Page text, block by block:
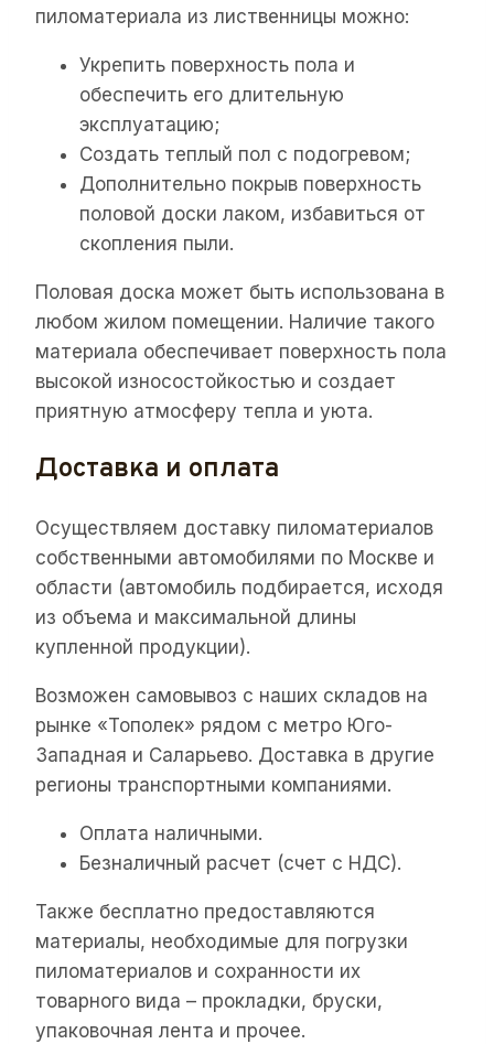
пиломатериала из лиственницы можно:
Укрепить поверхность пола и
обеспечить его длительную
эксплуатацию;
Создать теплый пол с подогревом;
Дополнительно покрыв поверхность
половой доски лаком, избавиться от
скопления пыли.
Половая доска может быть использована в
любом жилом помещении. Наличие такого
материала обеспечивает поверхность пола
высокой износостойкостью и создает
приятную атмосферу тепла и уюта.
Доставка и оплата
Осуществляем доставку пиломатериалов
собственными автомобилями по Москве и
области (автомобиль подбирается, исходя
из объема и максимальной длины
купленной продукции).
Возможен самовывоз с наших складов на
рынке «Тополек» рядом с метро Юго-
Западная и Саларьево. Доставка в другие
регионы транспортными компаниями.
Оплата наличными.
Безналичный расчет (счет с НДС).
Также бесплатно предоставляются
материалы, необходимые для погрузки
пиломатериалов и сохранности их
товарного вида – прокладки, бруски,
упаковочная лента и прочее.